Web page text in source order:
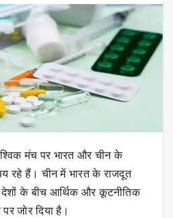
मंच पर भारत और चीन के
रहे हैं। चीन में भारत के राजदूत
देशों के बीच आर्थिक और कूटनीतिक
जोर दिया है।